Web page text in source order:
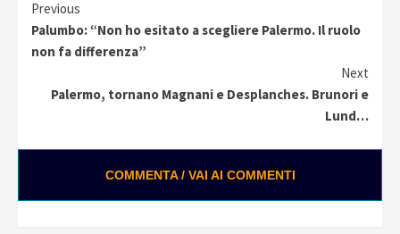
Continue
Reading
Previous
Palumbo: “Non ho esitato a scegliere Palermo. Il ruolo
non fa differenza”
Next
Palermo, tornano Magnani e Desplanches. Brunori e
Lund…
COMMENTA / VAI AI COMMENTI